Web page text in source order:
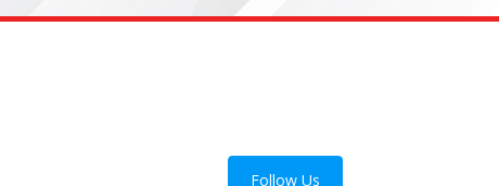
Follow Us